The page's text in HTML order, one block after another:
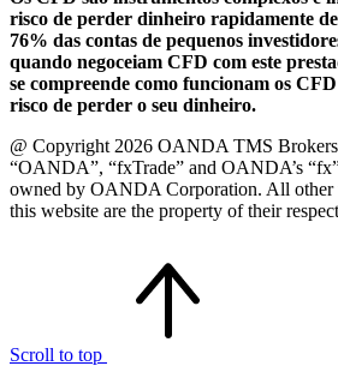
risco de perder dinheiro rapidamente
76% das contas de pequenos
quando negoceiam CFD com este
se compreende como funcionam os
risco de perder o seu dinheiro.
@ Copyright 2026 OANDA TMS
“OANDA”, “fxTrade” and OANDA’s
owned by OANDA Corporation. All other
this website are the property of their
Scroll to top